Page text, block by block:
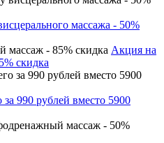
массажа - 50%
Акция на
скидка
990 рублей вместо 5900